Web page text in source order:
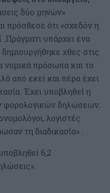
δύο μηνών»
πρόσθεσε ότι «σχεδόν η
.Πράγματι υπάρχει ένα
χθες στις
νομικά πρόσωπα και το
από εκεί και πέρα έχει
Έχει υποβληθεί η
φορολογικών δηλώσεων.
λογιστές
τη διαδικασία» .
6,2